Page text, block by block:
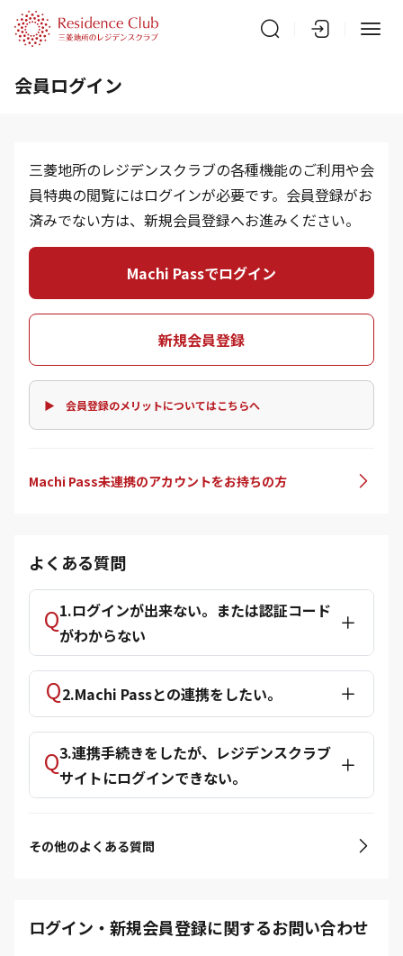
会員ログイン
三菱地所のレジデンスクラブの各種機能のご利用や会
員特典の閲覧にはログインが必要です。会員登録がお
済みでない方は、新規会員登録へお進みください。
Machi Passでログイン
新規会員登録
▶ 会員登録のメリットについてはこちらへ
Machi Pass未連携のアカウントをお持ちの方
よくある質問
1.ログインが出来ない。または認証コード
がわからない
2.Machi Passとの連携をしたい。
3.連携手続きをしたが、レジデンスクラブ
サイトにログインできない。
その他のよくある質問
ログイン・新規会員登録に関するお問い合わせ